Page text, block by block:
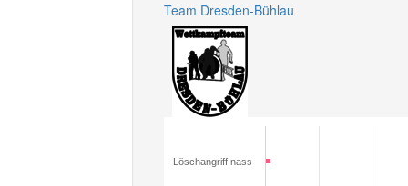
Team Dresden-Bühlau
Löschangriff nass